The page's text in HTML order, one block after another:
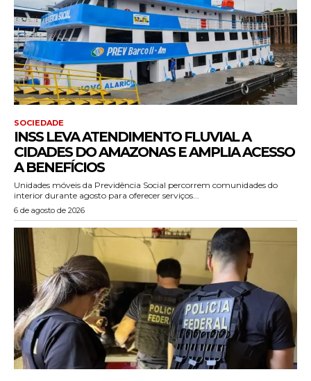
SOCIEDADE
INSS LEVA ATENDIMENTO FLUVIAL A
CIDADES DO AMAZONAS E AMPLIA ACESSO
A BENEFÍCIOS
Unidades móveis da Previdência Social percorrem comunidades do
interior durante agosto para oferecer serviços...
6 de agosto de 2026